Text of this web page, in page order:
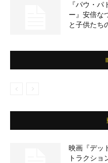
『パウ・
ー』安倍な
と子供たち
映画『デッ
トラクショ